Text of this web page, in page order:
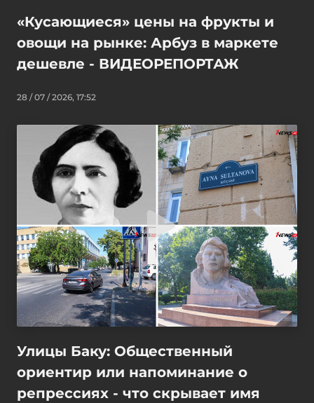
«Кусающиеся» цены на фрукты и
овощи на рынке: Арбуз в маркете
дешевле - ВИДЕОРЕПОРТАЖ
28 / 07 / 2026, 17:52
Улицы Баку: Общественный
ориентир или напоминание о
репрессиях - что скрывает имя